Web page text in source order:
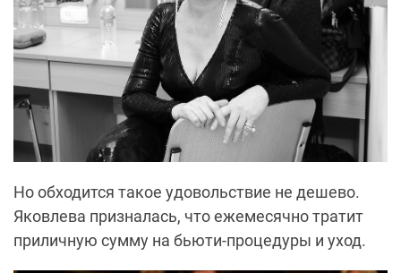
Но обходится такое удовольствие не дешево.
Яковлева призналась, что ежемесячно тратит
приличную сумму на бьюти-процедуры и уход.